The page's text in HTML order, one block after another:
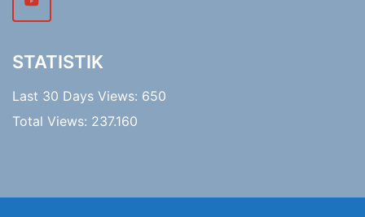
STATISTIK
Last 30 Days Views: 650
Total Views: 237.160